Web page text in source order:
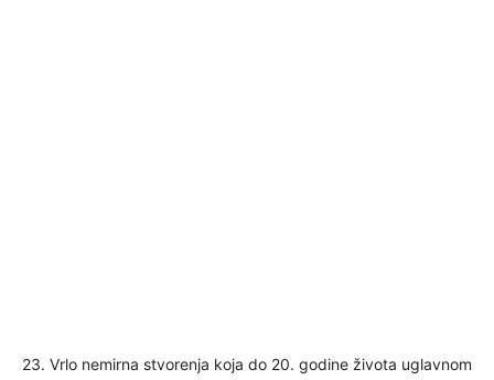
23. Vrlo nemirna stvorenja koja do 20. godine života uglavnom